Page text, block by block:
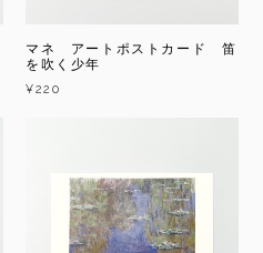
マネ アートポストカード 笛
を吹く少年
¥220